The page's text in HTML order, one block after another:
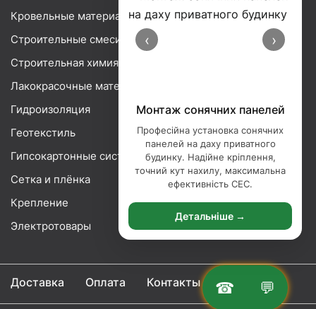
☎ 💬
‹ ›
Монтаж сонячних панелей
Професійна установка сонячних
панелей на даху приватного
будинку. Надійне кріплення,
точний кут нахилу, максимальна
ефективність СЕС.
Детальніше →
Кровельные материалы
Строительные смеси
Строительная химия
Лакокрасочные материалы
Гидроизоляция
Геотекстиль
Гипсокартонные системы
Сетка и плёнка
Крепление
Электротовары
Доставка Оплата Контакты